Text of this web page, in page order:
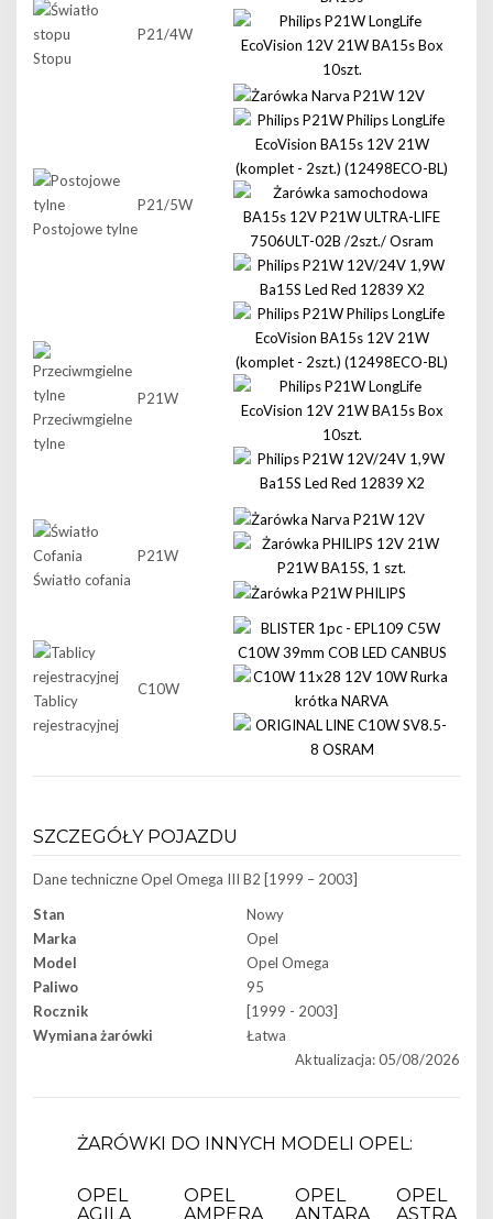
Stopu
P21/4W
Postojowe tylne
P21/5W
Przeciwmgielne
tylne
P21W
Światło cofania
P21W
Tablicy
rejestracyjnej
C10W
SZCZEGÓŁY POJAZDU
Dane techniczneOpel Omega III B2 [1999 – 2003]
Stan
Nowy
Marka
Opel
Model
Opel Omega
Paliwo
95
Rocznik
[1999 - 2003]
Wymiana żarówki
Łatwa
Aktualizacja: 05/08/2026
ŻARÓWKI DO INNYCH MODELI OPEL:
OPEL
AGILA
OPEL
AMPERA
OPEL
ANTARA
OPEL
ASTRA